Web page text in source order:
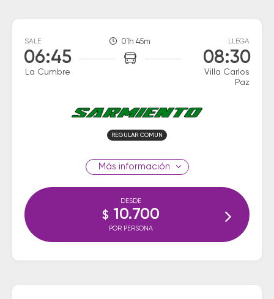
SALE
06:45
La Cumbre
01h 45m LLEGA
08:30
Villa Carlos
Paz
REGULAR COMUN
información
DESDE
$ 10.700
POR PERSONA